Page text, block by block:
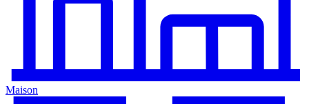
Maison